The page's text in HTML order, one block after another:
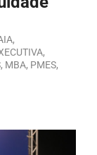
,
,
, MBA, PMES,